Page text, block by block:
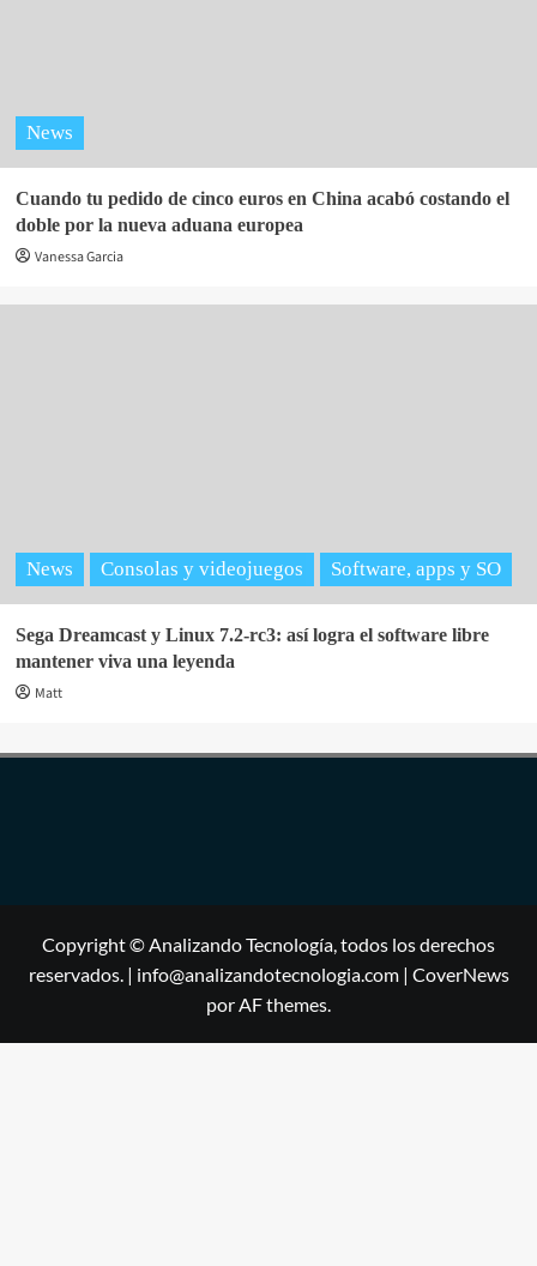
News
Cuando tu pedido de cinco euros en China acabó costando el
doble por la nueva aduana europea
Vanessa Garcia
News Consolas y videojuegos Software, apps y SO
Sega Dreamcast y Linux 7.2-rc3: así logra el software libre
mantener viva una leyenda
Matt
Copyright © Analizando Tecnología, todos los derechos
reservados. | info@analizandotecnologia.com | CoverNews
por AF themes.